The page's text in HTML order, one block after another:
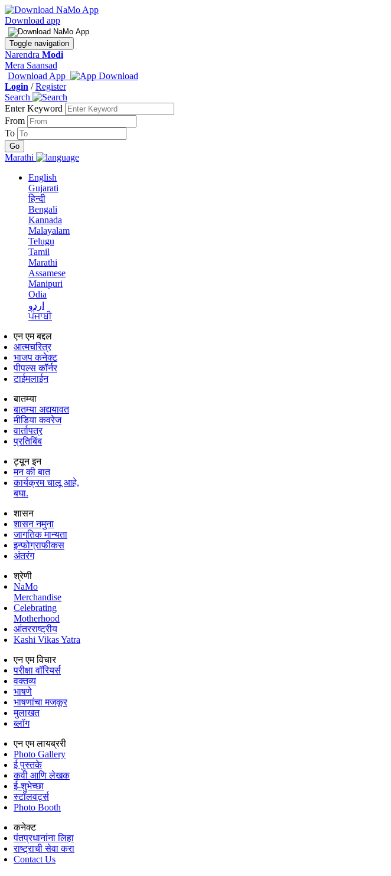
Download app
Toggle navigation
Narendra Modi
Mera Saansad
Download App
Login /Register
Search
Enter Keyword
From
To
Marathi
English
Gujarati
हिन्दी
Bengali
Kannada
Malayalam
Telugu
Tamil
Marathi
Assamese
Manipuri
Odia
اردو
ਪੰਜਾਬੀ
एन एम बद्दल
आत्मचरित्र
भाजप कनेक्ट
पीपल्स कॉर्नर
टाईमलाईन
बातम्या
बातम्या अद्ययावत
मीडिया कवरेज
वार्तापत्र
प्रतिबिंब
ट्यून इन
मन की बात
कार्यक्रम चालू आहे,
बघा.
शासन
शासन नमुना
जागतिक मान्यता
इन्फोग्राफीकस
अंतरंग
श्रेणी
NaMo
Merchandise
Celebrating
Motherhood
आंतरराष्ट्रीय
Kashi Vikas Yatra
एन एम विचार
परीक्षा वॉरियर्स
वक्तव्य
भाषणे
भाषणांचा मजकूर
मुलाखत
ब्लॉग
एन एम लायब्ररी
Photo Gallery
ई पुस्तके
कवी आणि लेखक
ई-शुभेच्छा
स्टॉलवर्ट्स
Photo Booth
कनेक्ट
पंतप्रधानांना लिहा
राष्ट्राची सेवा करा
Contact Us